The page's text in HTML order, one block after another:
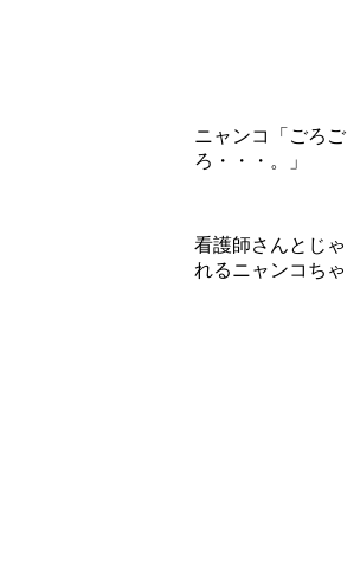
ニャンコ「ごろご
ろ・・・。」
看護師さんとじゃ
れるニャンコちゃ